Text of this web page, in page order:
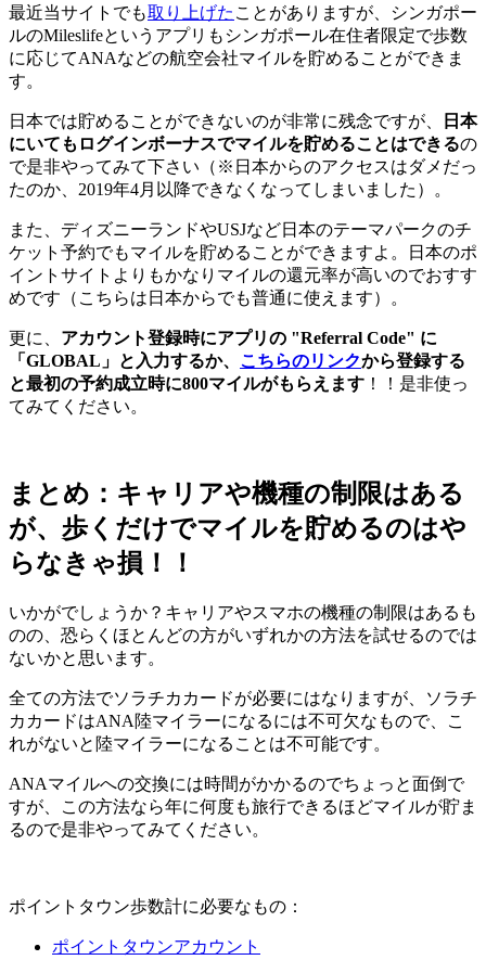
最近当サイトでも取り上げた ことがありますが、シンガポー
ルのMileslifeというアプリもシンガポール在住者限定で歩数
に応じてANAなどの航空会社マイルを貯めることができま
す。
日本では貯めることができないのが非常に残念ですが、
日本
にいてもログインボーナスでマイルを貯めることはできるの
で是非やってみて下さい（※日本からのアクセスはダメだっ
たのか、2019年4月以降できなくなってしまいました）。
また、ディズニーランドやUSJなど日本のテーマパークのチ
ケット予約でもマイルを貯めることができますよ。日本のポ
イントサイトよりもかなりマイルの還元率が高いのでおすす
めです（こちらは日本からでも普通に使えます）。
更に、 アカウント登録時にアプリの "Referral Code" に
「GLOBAL」と入力するか、 こちらのリンクから登録する
と最初の予約成立時に800マイルがもらえます ！！是非使っ
てみてください。
まとめ：キャリアや機種の制限はある
が、歩くだけでマイルを貯めるのはや
らなきゃ損！！
いかがでしょうか？キャリアやスマホの機種の制限はあるも
のの、恐らくほとんどの方がいずれかの方法を試せるのでは
ないかと思います。
全ての方法でソラチカカードが必要にはなりますが、ソラチ
カカードはANA陸マイラーになるには不可欠なもので、こ
れがないと陸マイラーになることは不可能です。
ANAマイルへの交換には時間がかかるのでちょっと面倒で
すが、この方法なら年に何度も旅行できるほどマイルが貯ま
るので是非やってみてください。
ポイントタウン歩数計に必要なもの：
ポイントタウンアカウント